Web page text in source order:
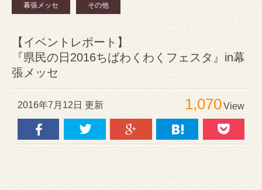
幕張メッセ その他
【イベントレポート】
『県民の日2016ちばわくわくフェスタ』in幕
張メッセ
2016年7月12日 更新 1,070View